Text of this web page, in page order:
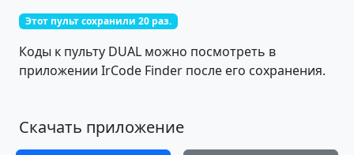
Этот пульт сохранили 20 раз.
Коды к пульту DUAL можно посмотреть в
приложении IrCode Finder после его сохранения.
Скачать приложение